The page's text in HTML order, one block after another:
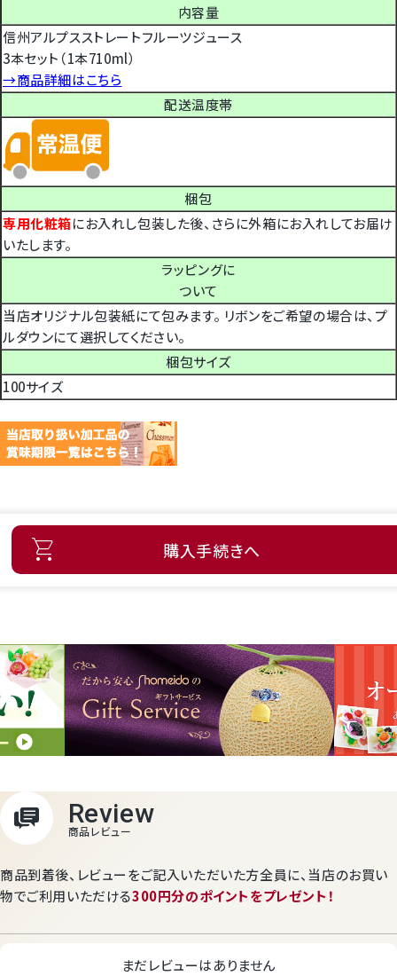
内容量
信州アルプスストレートフルーツジュース
3本セット（1本710ml）
→商品詳細はこちら
配送温度帯
梱包
専用化粧箱にお入れし包装した後、さらに外箱にお入れしてお届け
いたします。
ラッピングに
ついて
当店オリジナル包装紙にて包みます。 リボンをご希望の場合は、プ
ルダウンにて選択してください。
梱包サイズ
100サイズ
購入手続きへ
商品到着後、レビューをご記入いただいた方全員に、 当店のお買い
物でご利用いただける300円分のポイントをプレゼント！
まだレビューはありません